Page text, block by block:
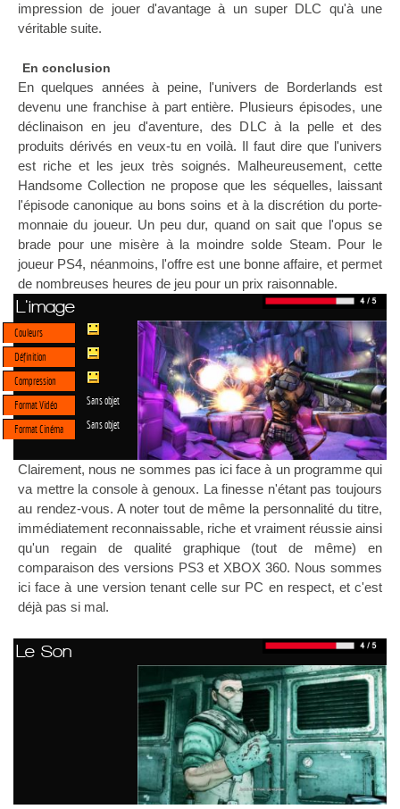
impression de jouer d'avantage à un super DLC qu'à une
véritable suite.
En conclusion
En quelques années à peine, l'univers de Borderlands est
devenu une franchise à part entière. Plusieurs épisodes, une
déclinaison en jeu d'aventure, des DLC à la pelle et des
produits dérivés en veux-tu en voilà. Il faut dire que l'univers
est riche et les jeux très soignés. Malheureusement, cette
Handsome Collection ne propose que les séquelles, laissant
l'épisode canonique au bons soins et à la discrétion du porte-
monnaie du joueur. Un peu dur, quand on sait que l'opus se
brade pour une misère à la moindre solde Steam. Pour le
joueur PS4, néanmoins, l'offre est une bonne affaire, et permet
de nombreuses heures de jeu pour un prix raisonnable.
L'image
Couleurs
Définition
Compression
Format Vidéo
Sans objet
Format Cinéma Sans objet
Clairement, nous ne sommes pas ici face à un programme qui
va mettre la console à genoux. La finesse n'étant pas toujours
au rendez-vous. A noter tout de même la personnalité du titre,
immédiatement reconnaissable, riche et vraiment réussie ainsi
qu'un regain de qualité graphique (tout de même) en
comparaison des versions PS3 et XBOX 360. Nous sommes
ici face à une version tenant celle sur PC en respect, et c'est
déjà pas si mal.
Le Son